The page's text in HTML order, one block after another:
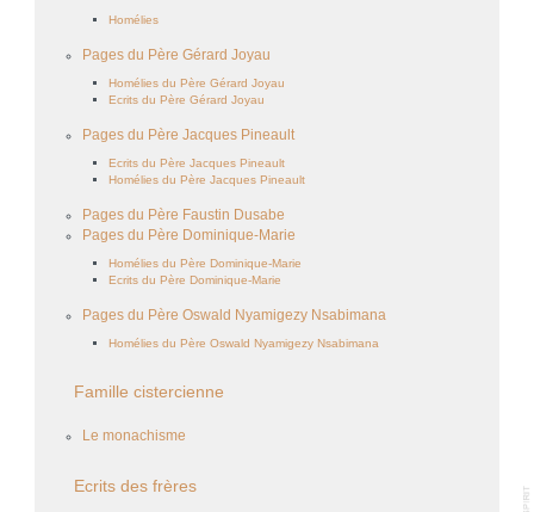
Homélies
Pages du Père Gérard Joyau
Homélies du Père Gérard Joyau
Ecrits du Père Gérard Joyau
Pages du Père Jacques Pineault
Ecrits du Père Jacques Pineault
Homélies du Père Jacques Pineault
Pages du Père Faustin Dusabe
Pages du Père Dominique-Marie
Homélies du Père Dominique-Marie
Ecrits du Père Dominique-Marie
Pages du Père Oswald Nyamigezy Nsabimana
Homélies du Père Oswald Nyamigezy Nsabimana
Famille cistercienne
Le monachisme
Ecrits des frères